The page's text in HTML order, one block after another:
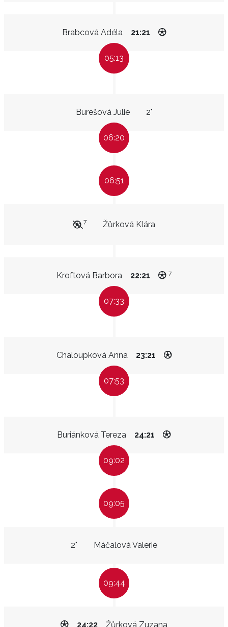
Brabcová Adéla 21:21
05:13
Burešová Julie 2"
06:20
06:51
Žůrková Klára
7
Kroftová Barbora 22:21 7
07:33
Chaloupková Anna 23:21
07:53
Buriánková Tereza 24:21
09:02
09:05
Máčalová Valerie
2"
09:44
Žůrková Zuzana
24:22